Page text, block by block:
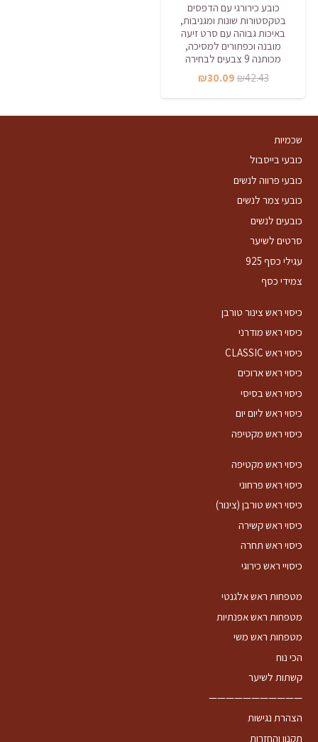
כובע כירורגי עם הדפסים
בטקסטורות שונות ומגניבות,
באיכות גבוהה עם סרט זיעה
מובנה וכפתורים למסיכה,
מכותנה 9 צבעים לבחירה
₪42.43
המחיר
המקורי
היה:
₪30.09
הנוכחי
הוא:
שכמיות
כובעי בייסבול
כובעי פרווה לנשים
כובעי צמר לנשים
כובעים לנשים
סרטים לשיער
עגילי כסף 925
צמידי כסף
כיסוי ראש צינור טורבן
כיסוי ראש מודרני
כיסוי ראש CLASSIC
כיסוי ראש ארוכים
כיסוי ראש בסיסי
כיסוי ראש ליום יום
כיסוי ראש מקטיפה
כיסוי ראש מקטיפה
כיסוי ראש פרחוני
כיסוי ראש טורבן (צינור)
כיסוי ראש קשירה
כיסוי ראש תחרה
כיסויי ראש כירוגי
מטפחות ראש אלגנטי
מטפחות ראש אפנתיות
מטפחות ראש משי
הכי נוח
קשתות לשיער
———————————
הצהרת נגישות
תקנון והחזרות